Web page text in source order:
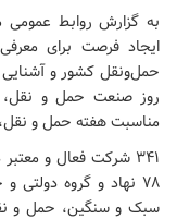
به گزارش روابط عمومی
ایجاد فرصت برای
حمل‌ونقل کشور و آشنایی
مناسبت هفته حمل و
۷۸ نهاد و گروه
سبک و سنگین، حمل‌ و